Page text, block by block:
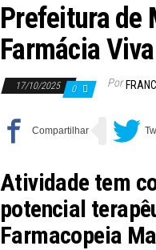
Prefeitura de
Farmácia
17/10/2025 0 Por
Atividade tem
potencial
Farmacopeia